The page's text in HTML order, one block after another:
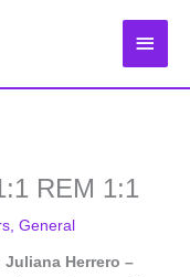
REM 1:1
,General
Juliana Herrero –